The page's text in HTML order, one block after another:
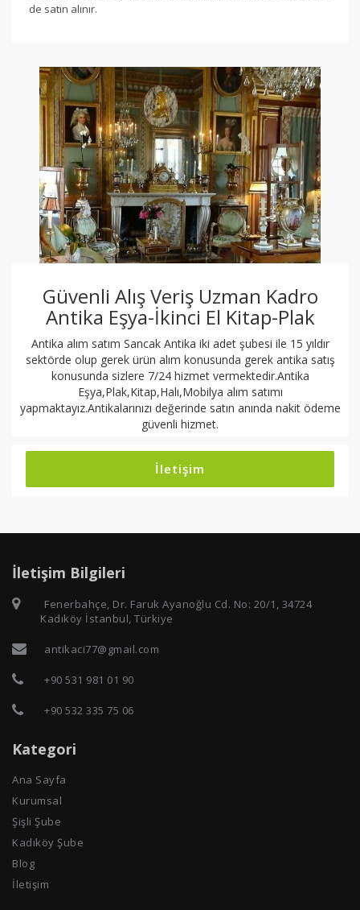
de satın alınır.
Güvenli Alış Veriş Uzman Kadro
Antika Eşya-İkinci El Kitap-Plak
Antika alım satım Sancak Antika iki adet şubesi ile 15 yıldır
sektörde olup gerek ürün alım konusunda gerek antika satış
konusunda sizlere 7/24 hizmet vermektedir.Antika
Eşya,Plak,Kitap,Halı,Mobilya alım satımı
yapmaktayız.Antikalarınızı değerinde satın anında nakit ödeme
güvenli hizmet.
İletişim
İletişim Bilgileri
Fenerbahçe, Dr. Faruk Ayanoğlu Cd. No: 20/1, 34724
Kadıköy İstanbul, Türkiye
antikaci77@gmail.com
+90 531 981 01 90
+90 532 335 75 06
Kategori
Ana Sayfa
Kurumsal
Şişli Şube
Kadıköy Şube
Blog
İletişim